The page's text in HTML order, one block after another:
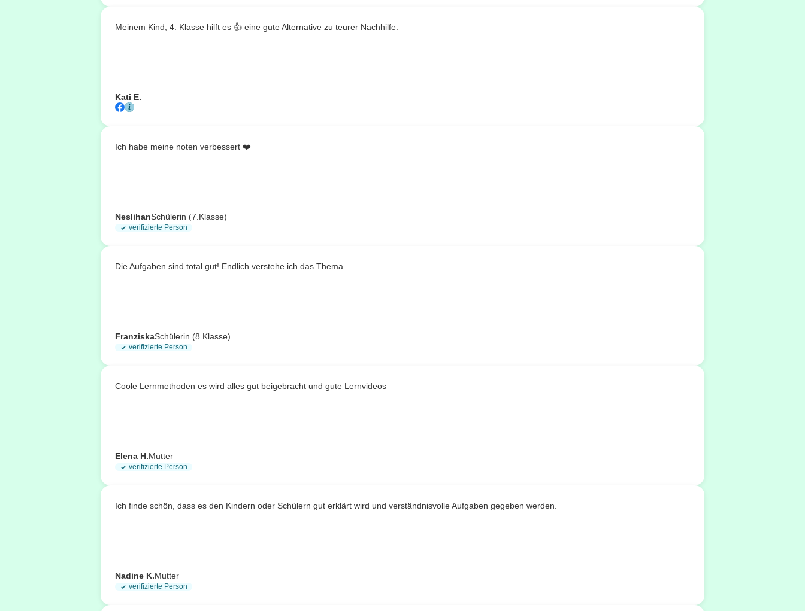
Meinem Kind, 4. Klasse hilft es 👍 eine gute Alternative zu teurer Nachhilfe.
Kati E.
Ich habe meine noten verbessert ❤️
NeslihanSchülerin (7.Klasse)
verifizierte Person
Die Aufgaben sind total gut! Endlich verstehe ich das Thema
FranziskaSchülerin (8.Klasse)
verifizierte Person
Coole Lernmethoden es wird alles gut beigebracht und gute Lernvideos
Elena H.Mutter
verifizierte Person
Ich finde schön, dass es den Kindern oder Schülern gut erklärt wird und verständnisvolle Aufgaben gegeben werden.
Nadine K.Mutter
verifizierte Person